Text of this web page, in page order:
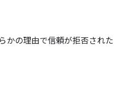
かの理由で信頼が拒否された